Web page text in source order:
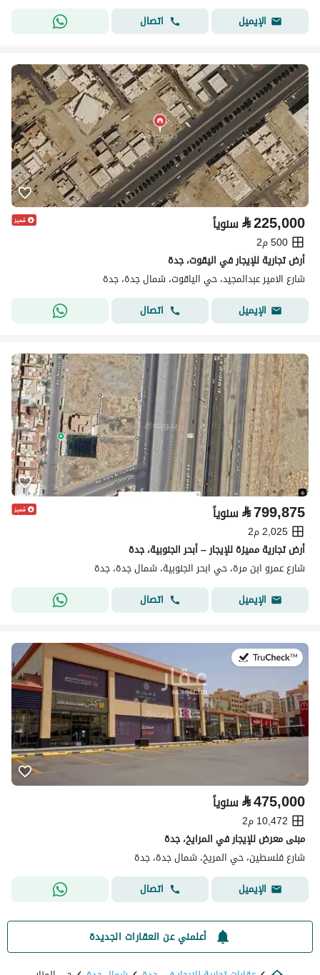
الإيميل
اتصال
⃁225,000 سنوياً
500 م2
أرض تجارية للإيجار في اليقوت، جدة
شارع الامير عبدالمجيد، حي الياقوت، شمال جدة، جدة
الإيميل
اتصال
⃁799,875 سنوياً
2,025 م2
أرض تجارية مميزة للإيجار – أبحر الجنوبية، جدة
شارع عمرو ابن مرة، حي ابحر الجنوبية، شمال جدة، جدة
الإيميل
اتصال
⃁475,000 سنوياً
10,472 م2
مبنى معرض للإيجار في المرايخ، جدة
شارع فلسطين، حي المريخ، شمال جدة، جدة
الإيميل
اتصال
أعلمني عن العقارات الجديدة